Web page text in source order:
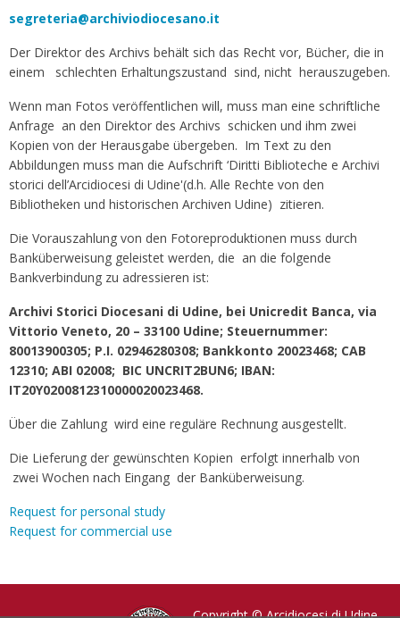
segreteria@archiviodiocesano.it
Der Direktor des Archivs behält sich das Recht vor, Bücher, die in
einem schlechten Erhaltungszustand sind, nicht herauszugeben.
Wenn man Fotos veröffentlichen will, muss man eine schriftliche
Anfrage an den Direktor des Archivs schicken und ihm zwei
Kopien von der Herausgabe übergeben. Im Text zu den
Abbildungen muss man die Aufschrift ‘Diritti Biblioteche e Archivi
storici dell’Arcidiocesi di Udine'(d.h. Alle Rechte von den
Bibliotheken und historischen Archiven Udine) zitieren.
Die Vorauszahlung von den Fotoreproduktionen muss durch
Banküberweisung geleistet werden, die an die folgende
Bankverbindung zu adressieren ist:
Archivi Storici Diocesani di Udine, bei Unicredit Banca, via
Vittorio Veneto, 20 – 33100 Udine; Steuernummer:
80013900305; P.I. 02946280308; Bankkonto 20023468; CAB
12310; ABI 02008; BIC UNCRIT2BUN6; IBAN:
IT20Y0200812310000020023468.
Über die Zahlung wird eine reguläre Rechnung ausgestellt.
Die Lieferung der gewünschten Kopien erfolgt innerhalb von
zwei Wochen nach Eingang der Banküberweisung.
Request for personal study
Request for commercial use